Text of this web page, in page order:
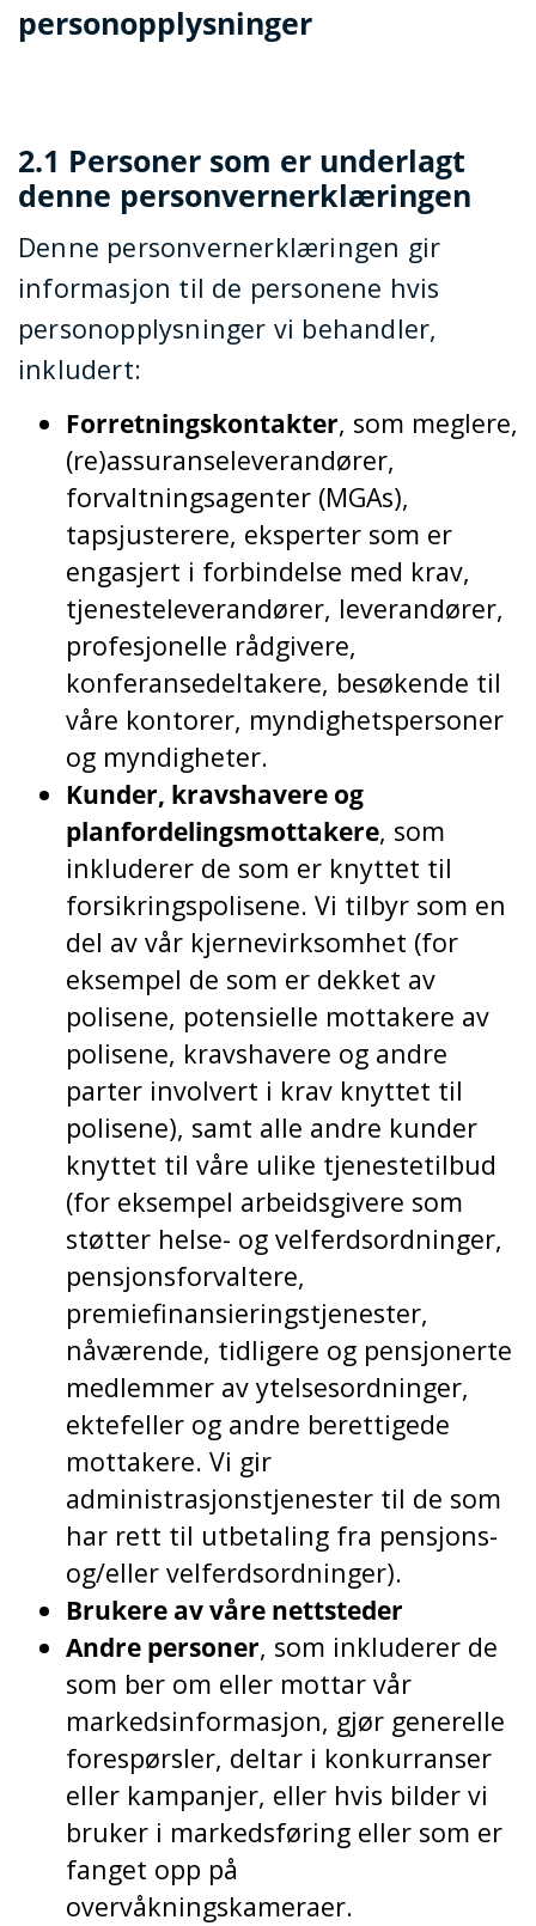
personopplysninger
2.1 Personer som er underlagt
denne personvernerklæringen
Denne personvernerklæringen gir
informasjon til de personene hvis
personopplysninger vi behandler,
inkludert:
Forretningskontakter, som meglere,
(re)assuranseleverandører,
forvaltningsagenter (MGAs),
tapsjusterere, eksperter som er
engasjert i forbindelse med krav,
tjenesteleverandører, leverandører,
profesjonelle rådgivere,
konferansedeltakere, besøkende til
våre kontorer, myndighetspersoner
og myndigheter.
Kunder, kravshavere og
planfordelingsmottakere, som
inkluderer de som er knyttet til
forsikringspolisene. Vi tilbyr som en
del av vår kjernevirksomhet (for
eksempel de som er dekket av
polisene, potensielle mottakere av
polisene, kravshavere og andre
parter involvert i krav knyttet til
polisene), samt alle andre kunder
knyttet til våre ulike tjenestetilbud
(for eksempel arbeidsgivere som
støtter helse- og velferdsordninger,
pensjonsforvaltere,
premiefinansieringstjenester,
nåværende, tidligere og pensjonerte
medlemmer av ytelsesordninger,
ektefeller og andre berettigede
mottakere. Vi gir
administrasjonstjenester til de som
har rett til utbetaling fra pensjons-
og/eller velferdsordninger).
Brukere av våre nettsteder
Andre personer, som inkluderer de
som ber om eller mottar vår
markedsinformasjon, gjør generelle
forespørsler, deltar i konkurranser
eller kampanjer, eller hvis bilder vi
bruker i markedsføring eller som er
fanget opp på
overvåkningskameraer.